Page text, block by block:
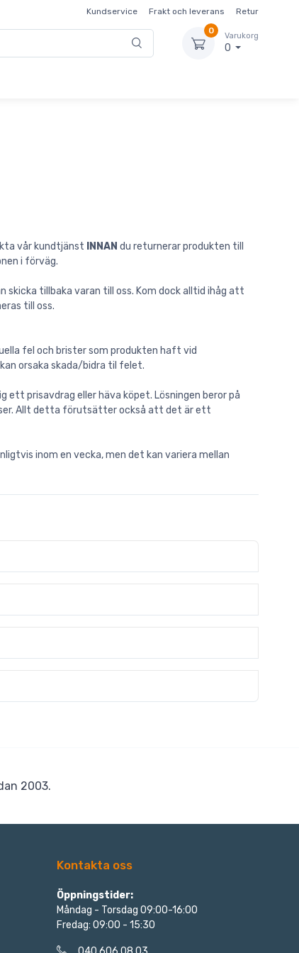
Kundservice Frakt och leverans
Retur
0
Varukorg
0
vår kundtjänst INNAN du returnerar produkten till
i förväg.
tillbaka varan till oss. Kom dock alltid ihåg att
till oss.
fel och brister som produkten haft vid
orsaka skada/bidra til felet.
prisavdrag eller häva köpet. Lösningen beror på
Allt detta förutsätter också att det är ett
inom en vecka, men det kan variera mellan
2003.
Kontakta oss
Öppningstider:
Måndag - Torsdag 09:00-16:00
Fredag: 09:00 - 15:30